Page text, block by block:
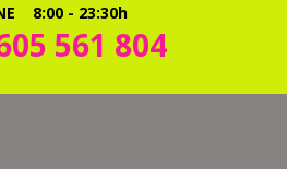
8:00 - 23:30h
561 804